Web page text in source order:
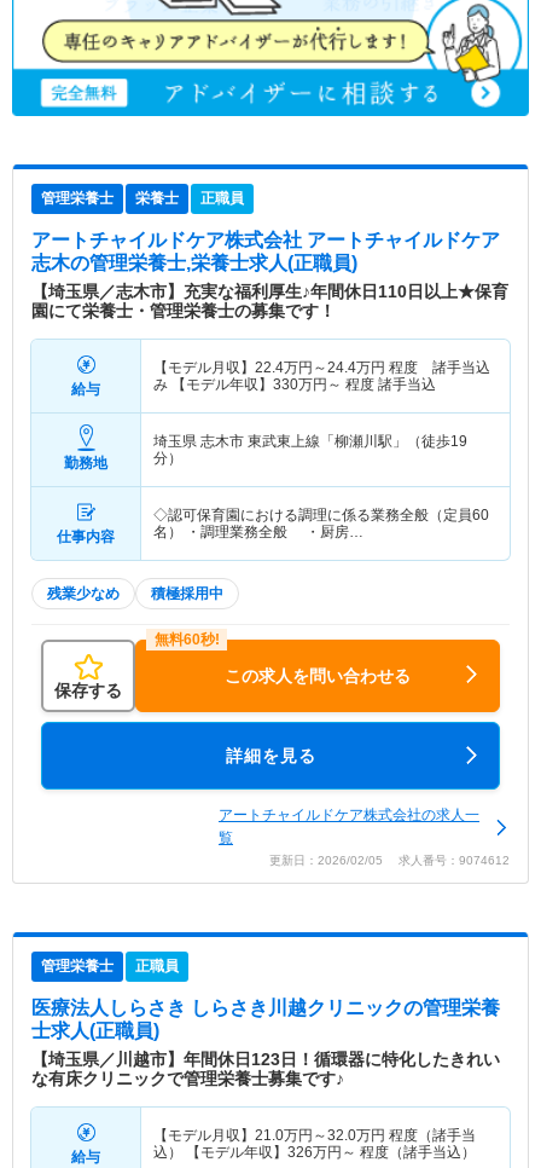
管理栄養士 栄養士 正職員
アートチャイルドケア株式会社 アートチャイルドケア
志木の管理栄養士,栄養士求人(正職員)
【埼玉県／志木市】充実な福利厚生♪年間休日110日以上★保育
園にて栄養士・管理栄養士の募集です！
給与
【モデル月収】 22.4万円～24.4万円 程度 諸手当込
み 【モデル年収】 330万円～ 程度 諸手当込
勤務地
埼玉県 志木市 東武東上線「柳瀬川駅」（徒歩19
分）
仕事内容
◇認可保育園における調理に係る業務全般（定員60
名） ・調理業務全般 ・厨房…
残業少なめ 積極採用中
保存する
この求人を問い合わせる
詳細を見る
アートチャイルドケア株式会社の求人一
覧
更新日：2026/02/05 求人番号：9074612
管理栄養士 正職員
医療法人しらさき しらさき川越クリニックの管理栄養
士求人(正職員)
【埼玉県／川越市】年間休日123日！循環器に特化したきれい
な有床クリニックで管理栄養士募集です♪
給与
【モデル月収】 21.0万円～32.0万円 程度（諸手当
込） 【モデル年収】 326万円～ 程度（諸手当込）